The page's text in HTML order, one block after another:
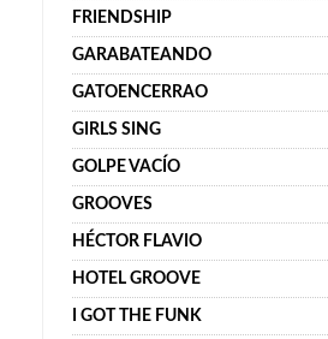
FRIENDSHIP
GARABATEANDO
GATOENCERRAO
GIRLS SING
GOLPE VACÍO
GROOVES
HÉCTOR FLAVIO
HOTEL GROOVE
I GOT THE FUNK